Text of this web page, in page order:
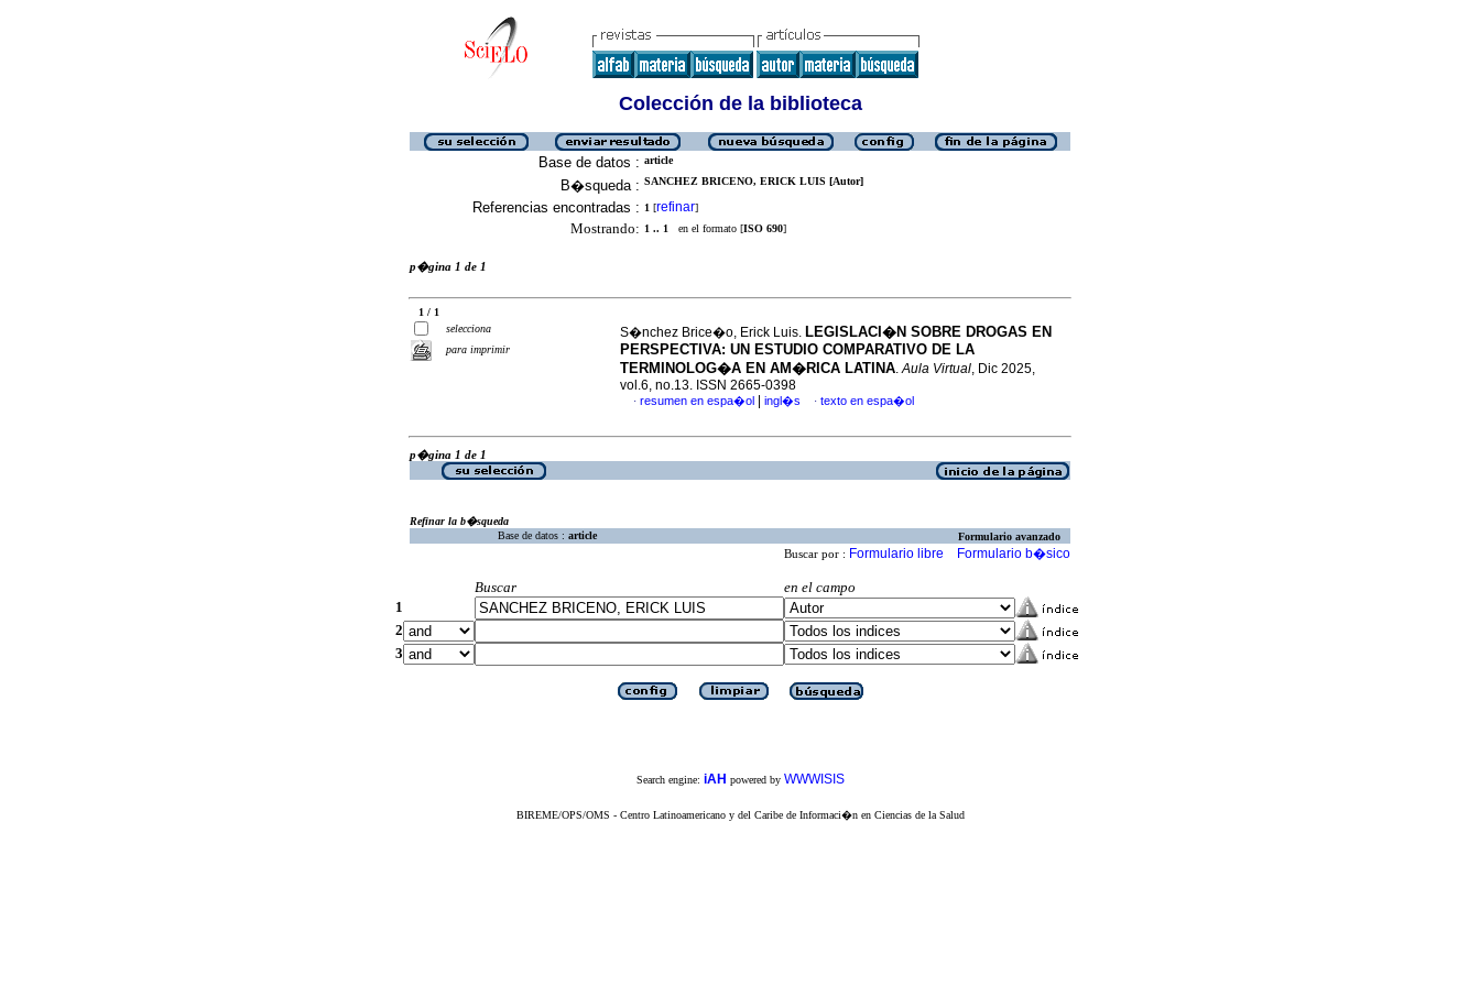
Colección de la biblioteca
Base de datos : article
B�squeda : SANCHEZ BRICENO, ERICK LUIS [Autor]
Referencias encontradas : 1 [refinar]
Mostrando: 1 .. 1 en el formato [ISO 690]
p�gina 1 de 1
1 / 1
selecciona
para imprimir
S�nchez Brice�o, Erick Luis. LEGISLACI�N SOBRE DROGAS EN
PERSPECTIVA: UN ESTUDIO COMPARATIVO DE LA
TERMINOLOG�A EN AM�RICA LATINA.Aula Virtual, Dic 2025,
vol.6, no.13. ISSN 2665-0398
· resumen en espa�ol ingl�s · texto en espa�ol
p�gina 1 de 1
Refinar la b�squeda
Base de datos : article Formulario avanzado
Buscar por : Formulario libre Formulario b�sico
Buscar
en el campo
1
2
3
Search engine: iAH powered by WWWISIS
BIREME/OPS/OMS - Centro Latinoamericano y del Caribe de Informaci�n en Ciencias de la Salud